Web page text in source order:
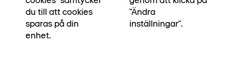
du till att cookies
sparas på din
enhet.
"Ändra
inställningar".